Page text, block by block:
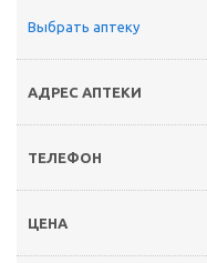
Выбрать аптеку